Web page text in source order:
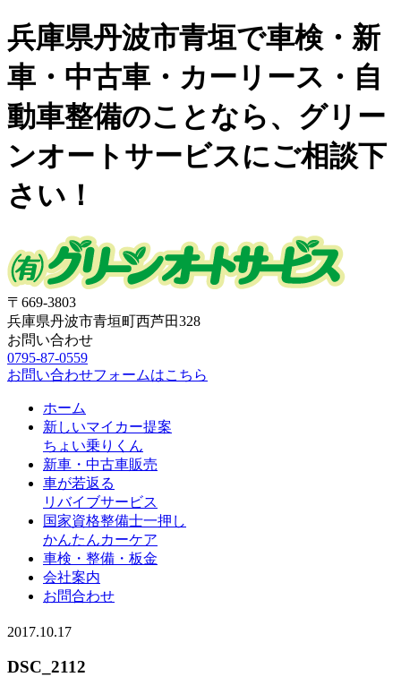
兵庫県丹波市青垣で車検・新
車・中古車・カーリース・自
動車整備のことなら、グリー
ンオートサービスにご相談下
さい！
〒669-3803
兵庫県丹波市青垣町西芦田328
お問い合わせ
0795-87-0559
お問い合わせフォームはこちら
ホーム
新しいマイカー提案
ちょい乗りくん
新車・中古車販売
車が若返る
リバイブサービス
国家資格整備士一押し
かんたんカーケア
車検・整備・板金
会社案内
お問合わせ
2017.10.17
DSC_2112